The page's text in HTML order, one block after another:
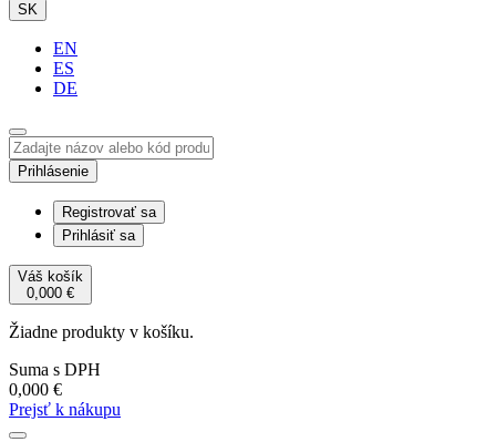
SK
EN
ES
DE
Prihlásenie
Registrovať sa
Prihlásiť sa
Váš košík
0,000 €
Žiadne produkty v košíku.
Suma s DPH
0,000 €
Prejsť k nákupu